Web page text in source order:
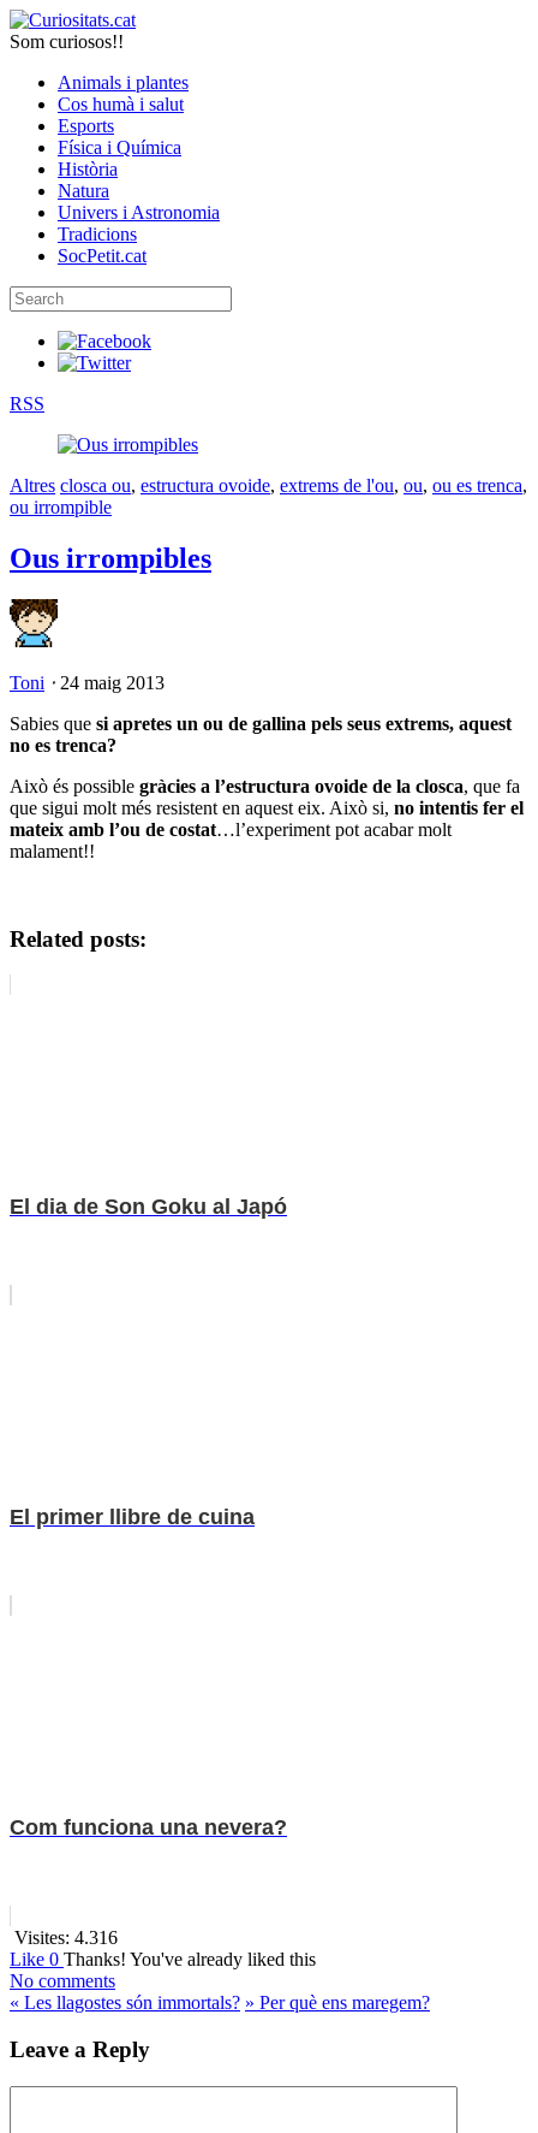
Som curiosos!!
Animals i plantes
Cos humà i salut
Esports
Física i Química
Història
Natura
Univers i Astronomia
Tradicions
SocPetit.cat
RSS
Altres closca ou, estructura ovoide, extrems de l'ou, ou, ou es trenca,
ou irrompible
Ous irrompibles
Toni ⋅ 24 maig 2013
Sabies que si apretes un ou de gallina pels seus extrems, aquest
no es trenca?
Això és possible gràcies a l’estructura ovoide de la closca, que fa
que sigui molt més resistent en aquest eix. Això si, no intentis fer el
mateix amb l’ou de costat…l’experiment pot acabar molt
malament!!
Related posts:
El dia de Son Goku al Japó
El primer llibre de cuina
Com funciona una nevera?
Visites: 4.316
Like 0 Thanks! You've already liked this
No comments
« Les llagostes són immortals? » Per què ens maregem?
Leave a Reply